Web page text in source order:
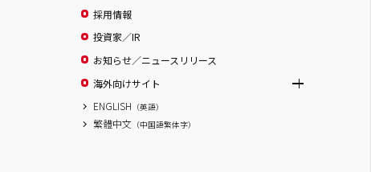
採用情報
投資家／IR
お知らせ／ニュースリリース
海外向けサイト
ENGLISH （英語）
繁體中文 （中国語繁体字）